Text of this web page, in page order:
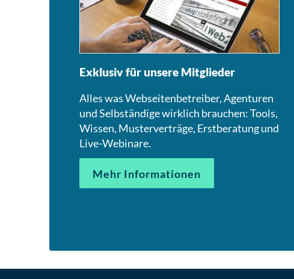
Exklusiv für unsere Mitglieder
Alles was Webseitenbetreiber, Agenturen
und Selbständige wirklich brauchen: Tools,
Wissen, Musterverträge, Erstberatung und
Live-Webinare.
Mehr Informationen